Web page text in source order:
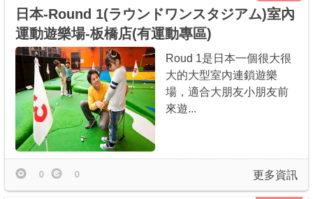
日本-Round 1(ラウンドワンスタジアム)室內
運動遊樂場-板橋店(有運動專區)
Roud 1是日本一個很大很
大的大型室內連鎖遊樂
場，適合大朋友小朋友前
來遊...
更多資訊
0 0